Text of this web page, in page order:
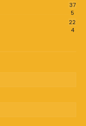
37
5
22
4